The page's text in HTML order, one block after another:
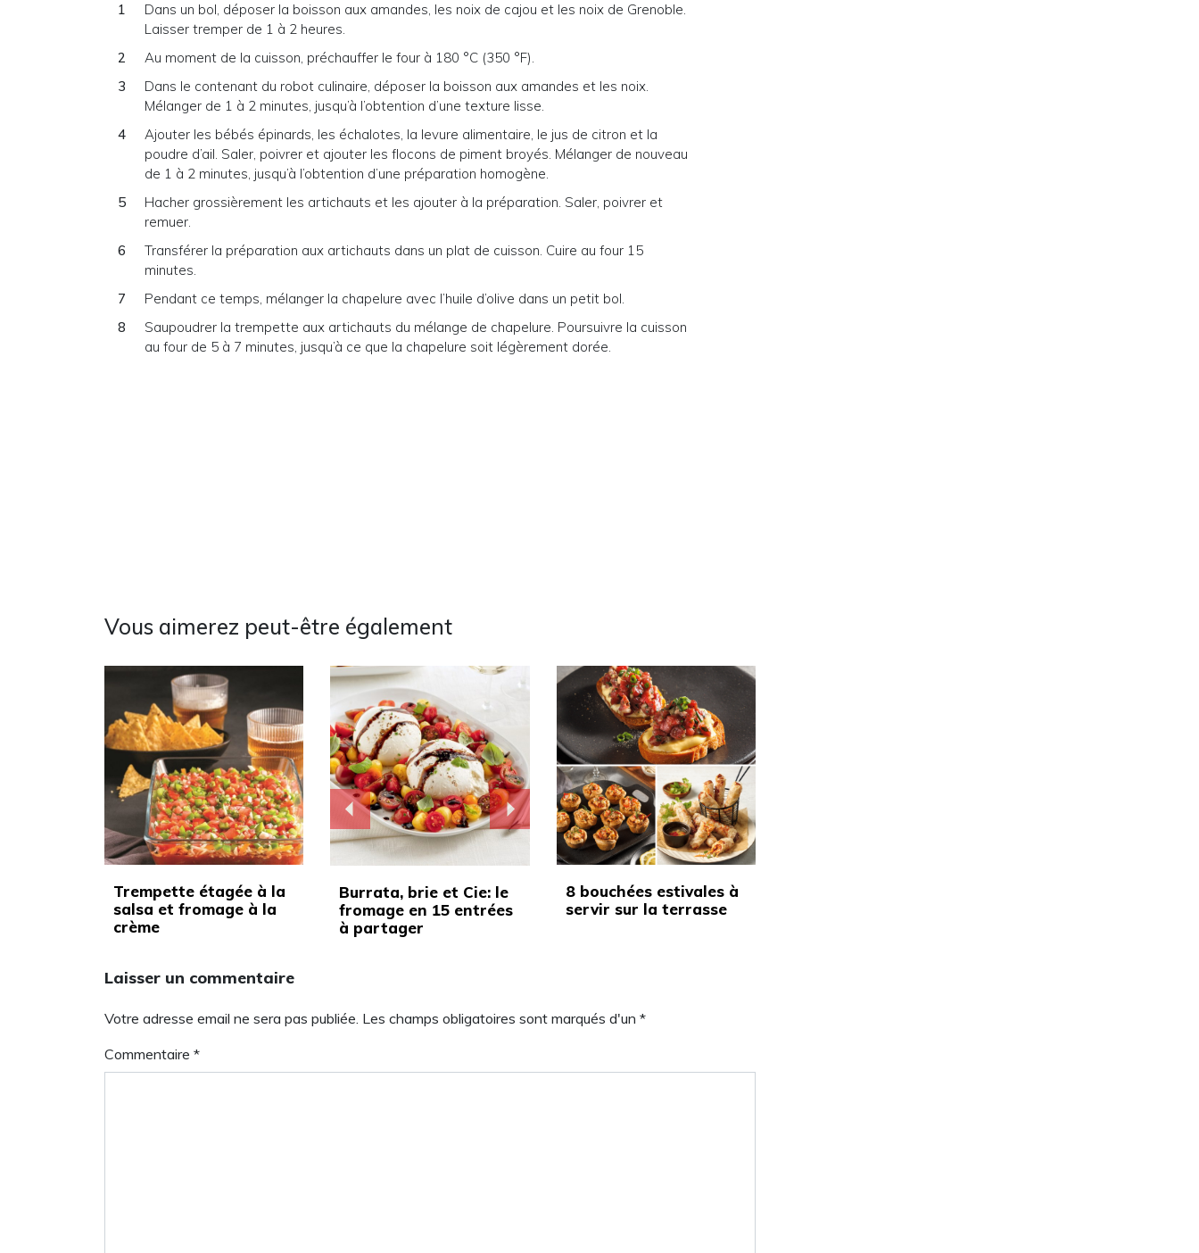
Dans un bol, déposer la boisson aux amandes, les noix de cajou et les noix de Grenoble.
Laisser tremper de 1 à 2 heures.
Au moment de la cuisson, préchauffer le four à 180 °C (350 °F).
Dans le contenant du robot culinaire, déposer la boisson aux amandes et les noix.
Mélanger de 1 à 2 minutes, jusqu’à l’obtention d’une texture lisse.
Ajouter les bébés épinards, les échalotes, la levure alimentaire, le jus de citron et la
poudre d’ail. Saler, poivrer et ajouter les flocons de piment broyés. Mélanger de nouveau
de 1 à 2 minutes, jusqu’à l’obtention d’une préparation homogène.
Hacher grossièrement les artichauts et les ajouter à la préparation. Saler, poivrer et
remuer.
Transférer la préparation aux artichauts dans un plat de cuisson. Cuire au four 15
minutes.
Pendant ce temps, mélanger la chapelure avec l’huile d’olive dans un petit bol.
Saupoudrer la trempette aux artichauts du mélange de chapelure. Poursuivre la cuisson
au four de 5 à 7 minutes, jusqu’à ce que la chapelure soit légèrement dorée.
Vous aimerez peut-être également
Trempette étagée à la
salsa et fromage à la
crème
Burrata, brie et Cie: le
fromage en 15 entrées
à partager
8 bouchées estivales à
servir sur la terrasse
Laisser un commentaire
Votre adresse email ne sera pas publiée. Les champs obligatoires sont marqués d'un *
Commentaire *